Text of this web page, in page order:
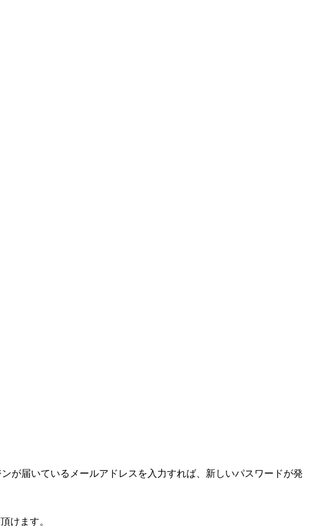
が届いているメールアドレスを入力すれば、新しいパスワードが発
けます。